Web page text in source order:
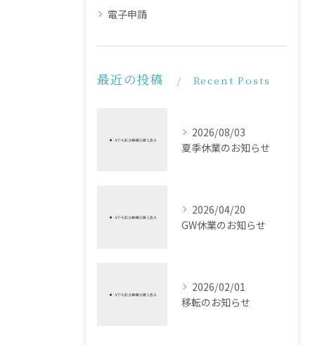
電子申請
最近の投稿 Recent Posts
2026/08/03
夏季休業のお知らせ
2026/04/20
GW休業のお知らせ
2026/02/01
移転のお知らせ